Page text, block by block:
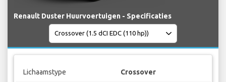
Renault Duster Huurvoertuigen - Specificaties
Lichaamstype Crossover